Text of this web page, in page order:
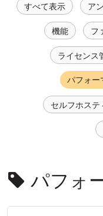
すべて表示 ア
機能 フ
ライセンス
パフォー
セルフホス
パフォ
リリースノート
接続モード
無人アクセス
Active Directory
教育および政府
情報技術
iOS/Android